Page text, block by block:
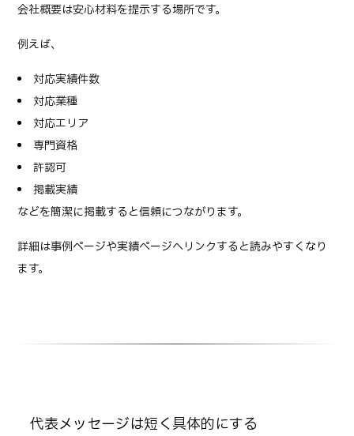
会社概要は安心材料を提示する場所です。
例えば、
対応実績件数
対応業種
対応エリア
専門資格
許認可
掲載実績
などを簡潔に掲載すると信頼につながります。
詳細は事例ページや実績ページへリンクすると読みやすくなり
ます。
代表メッセージは短く具体的にする